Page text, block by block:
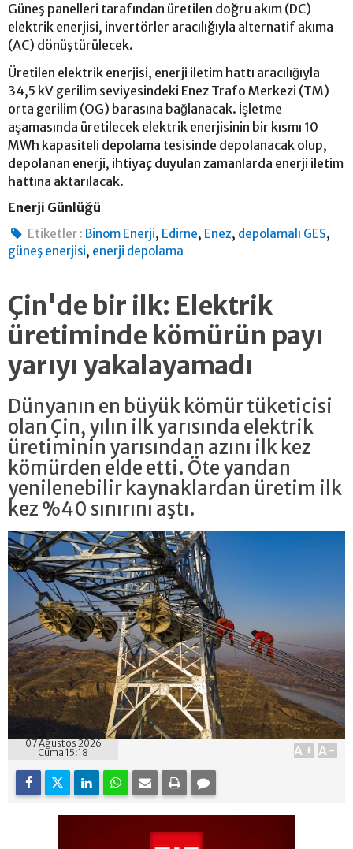
Güneş panelleri tarafından üretilen doğru akım (DC)
elektrik enerjisi, invertörler aracılığıyla alternatif akıma
(AC) dönüştürülecek.
Üretilen elektrik enerjisi, enerji iletim hattı aracılığıyla
34,5 kV gerilim seviyesindeki Enez Trafo Merkezi (TM)
orta gerilim (OG) barasına bağlanacak. İşletme
aşamasında üretilecek elektrik enerjisinin bir kısmı 10
MWh kapasiteli depolama tesisinde depolanacak olup,
depolanan enerji, ihtiyaç duyulan zamanlarda enerji iletim
hattına aktarılacak.
Enerji Günlüğü
Etiketler : Binom Enerji, Edirne, Enez, depolamalı GES,
güneş enerjisi, enerji depolama
Çin'de bir ilk: Elektrik
üretiminde kömürün payı
yarıyı yakalayamadı
Dünyanın en büyük kömür tüketicisi
olan Çin, yılın ilk yarısında elektrik
üretiminin yarısından azını ilk kez
kömürden elde etti. Öte yandan
yenilenebilir kaynaklardan üretim ilk
kez %40 sınırını aştı.
07 Ağustos 2026
Cuma 15:18
A+ A-